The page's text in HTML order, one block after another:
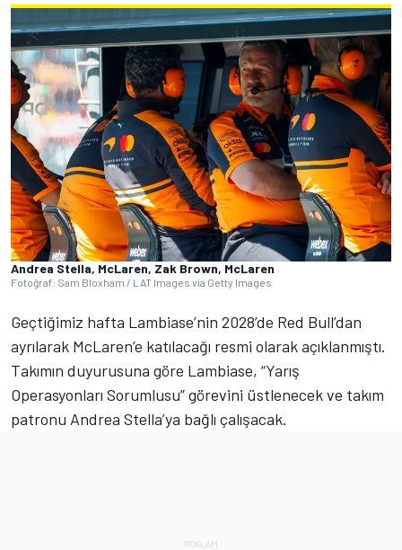
Andrea Stella, McLaren, Zak Brown, McLaren
Fotoğraf: Sam Bloxham / LAT Images via Getty Images
Geçtiğimiz hafta Lambiase’nin 2028’de Red Bull’dan
ayrılarak McLaren’e katılacağı resmi olarak açıklanmıştı.
Takımın duyurusuna göre Lambiase, “Yarış
Operasyonları Sorumlusu” görevini üstlenecek ve takım
patronu Andrea Stella’ya bağlı çalışacak.